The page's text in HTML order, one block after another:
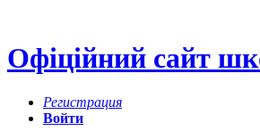
Офіційний сайт
Регистрация
Войти